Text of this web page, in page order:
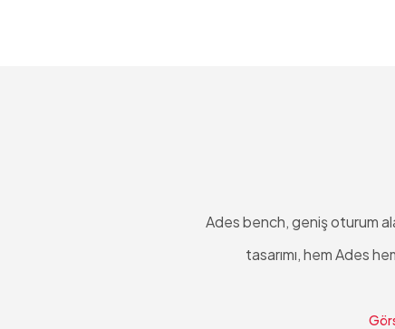
Ades bench, geniş oturum
tasarımı, hem Ades